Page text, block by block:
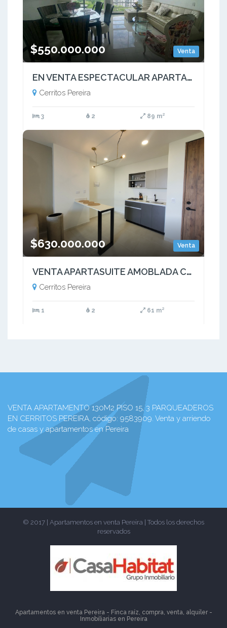
Venta
$550.000.000
EN VENTA ESPECTACULAR APARTAMENTO EN CERRITOS
Cerritos Pereira
3 2 89 m²
Venta
$630.000.000
VENTA APARTASUITE AMOBLADA CERRITOS PEREIRA CON PARQUEADERO
Cerritos Pereira
1 2 61 m²
VENTA APARTAMENTO 130M2 PISO 15, 3 PARQUEADEROS
EN CERRITOS PEREIRA, código: 9583909. Venta y arriendo
de casas y apartamentos en Pereira
© 2017 | Apartamentos en venta Pereira | Todos los derechos
reservados
Apartamentos en venta Pereira - Finca raíz, compra, venta, alquiler -
Inmobiliarias en Pereira